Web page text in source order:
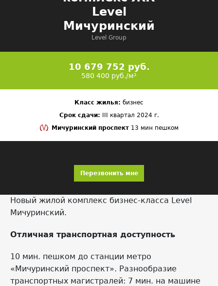
Level
Мичуринский
Level Group
10 679 752 руб.
580 400 руб./м²
Класс жилья: бизнес
Срок сдачи: III квартал 2024 г.
Мичуринский проспект 13 мин пешком
Перезвонить мне
Новый жилой комплекс бизнес-класса Level
Мичуринский.
Отличная транспортная доступность
10 мин. пешком до станции метро
«Мичуринский проспект». Разнообразие
транспортных магистралей: 7 мин. на машине